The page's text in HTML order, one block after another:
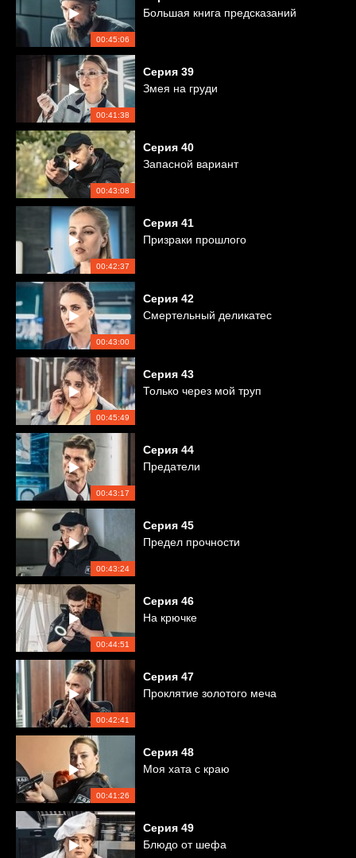
00:45:06
Большая книга предсказаний
00:41:38
Серия 39
Змея на груди
00:43:08
Серия 40
Запасной вариант
00:42:37
Серия 41
Призраки прошлого
00:43:00
Серия 42
Смертельный деликатес
00:45:49
Серия 43
Только через мой труп
00:43:17
Серия 44
Предатели
00:43:24
Серия 45
Предел прочности
00:44:51
Серия 46
На крючке
00:42:41
Серия 47
Проклятие золотого меча
00:41:26
Серия 48
Моя хата с краю
Серия 49
Блюдо от шефа